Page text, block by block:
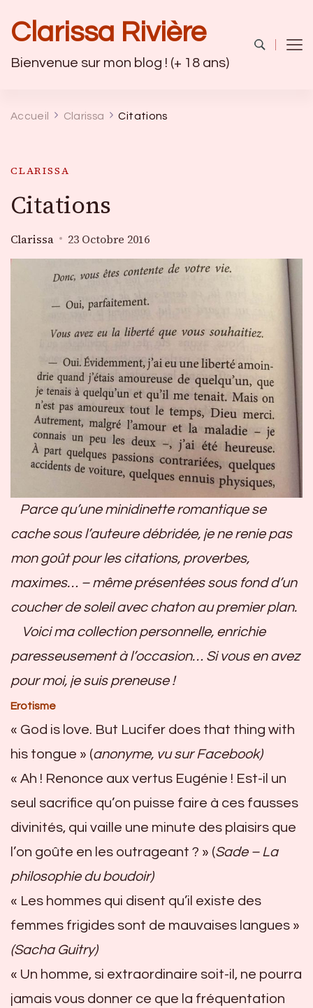
Clarissa Rivière
Bienvenue sur mon blog ! (+ 18 ans)
Accueil Clarissa Citations
CLARISSA
Citations
Clarissa 23 Octobre 2016
Parce qu’une minidinette romantique se
cache sous l’auteure débridée, je ne renie pas
mon goût pour les citations, proverbes,
maximes… – même présentées sous fond d’un
coucher de soleil avec chaton au premier plan.
Voici ma collection personnelle, enrichie
paresseusement à l’occasion… Si vous en avez
pour moi, je suis preneuse !
Erotisme
« God is love. But Lucifer does that thing with
his tongue » (anonyme, vu sur Facebook)
« Ah ! Renonce aux vertus Eugénie ! Est-il un
seul sacrifice qu’on puisse faire à ces fausses
divinités, qui vaille une minute des plaisirs que
l’on goûte en les outrageant ? » (Sade – La
philosophie du boudoir)
« Les hommes qui disent qu’il existe des
femmes frigides sont de mauvaises langues »
(Sacha Guitry)
« Un homme, si extraordinaire soit-il, ne pourra
jamais vous donner ce que la fréquentation